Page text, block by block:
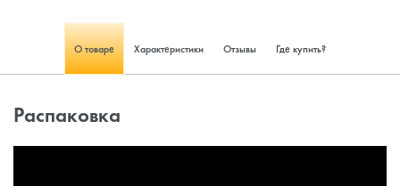
О товаре Характеристики Отзывы Где купить?
Распаковка